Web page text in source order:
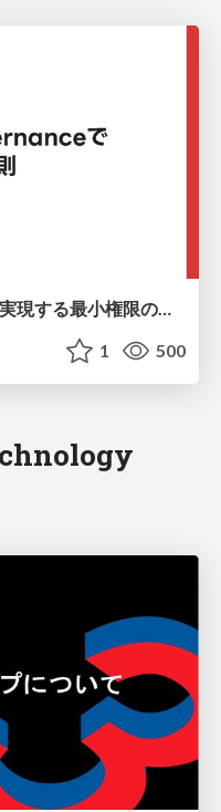
Okta Identity Governanceで実現する最小権限の原則
1 500